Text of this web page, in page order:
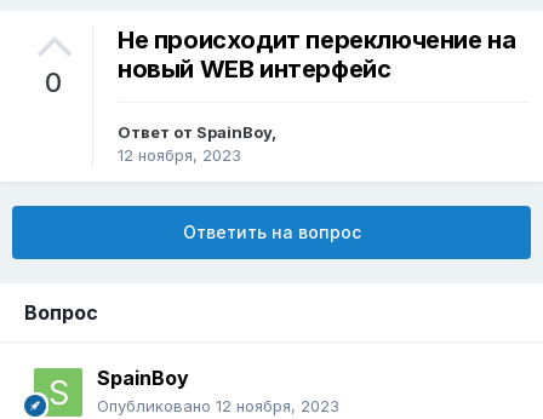
0
Не происходит переключение на
новый WEB интерфейс
Ответ от SpainBoy,
12 ноября, 2023
Ответить на вопрос
Вопрос
SpainBoy
Опубликовано 12 ноября, 2023